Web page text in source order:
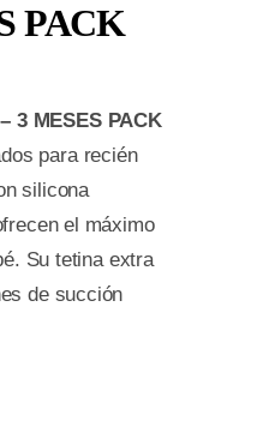
PACK
3 MESES PACK
para recién
silicona
el máximo
Su tetina extra
de succión